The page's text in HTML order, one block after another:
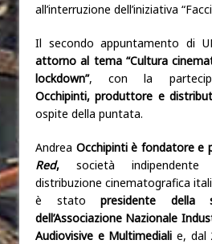
all’interruzione dell’iniziativa
Il secondo appuntamento di
attorno al tema “Cultura
lockdown”, con la
Occhipinti,produttore e
ospite della puntata.
Andrea Occhipinti è fondatore e
Red, società
distribuzione cinematografica
è statopresidente della
dell’Associazione Nazionale
Audiovisive e Multimediali e, dal